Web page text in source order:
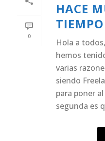
0
HACE
Hola a
hemos
varias
siendo
para poner
segunda es